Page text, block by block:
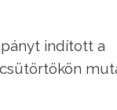
indított a